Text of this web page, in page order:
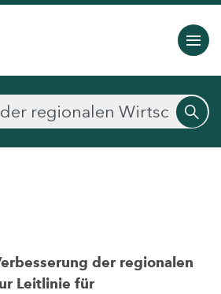
der regionalen
Leitlinie für